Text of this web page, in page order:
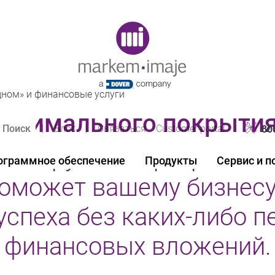
| Блог | Связаться Customer portal
обеспечение Продукты Сервис и
и финансовые услуги
программа
вашему
без каких-либо
финансовых вложений.